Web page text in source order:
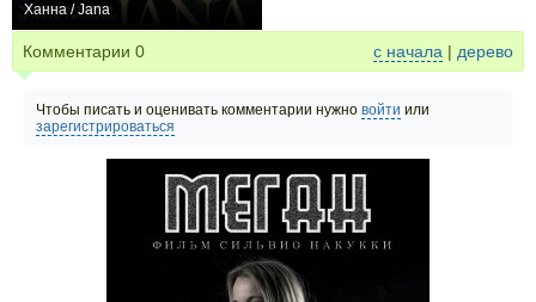
Ханна / Jana
Комментарии 0 с начала | дерево
Чтобы писать и оценивать комментарии нужно войти или
зарегистрироваться